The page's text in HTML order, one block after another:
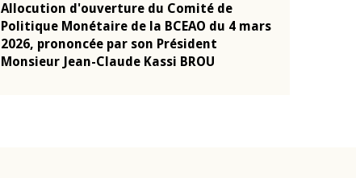
Allocution d'ouverture du Comité de
Politique Monétaire de la BCEAO du 4 mars
2026, prononcée par son Président
Monsieur Jean-Claude Kassi BROU